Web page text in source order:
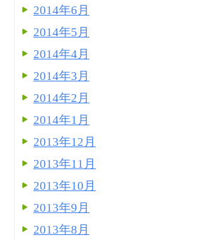
2014年6月
2014年5月
2014年4月
2014年3月
2014年2月
2014年1月
2013年12月
2013年11月
2013年10月
2013年9月
2013年8月